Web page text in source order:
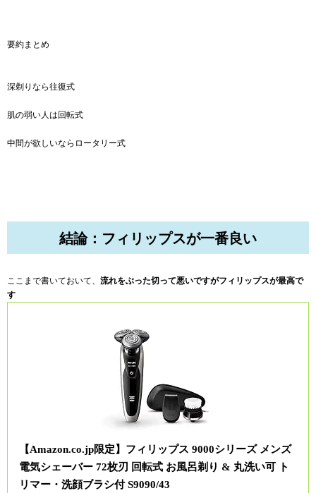
要約まとめ
深剃りなら往復式
肌の弱い人は回転式
中間が欲しいならロータリー式
結論：フィリップスが一番良い
ここまで書いておいて、 流れをぶった切って悪いですがフィリップスが最高で
す
【Amazon.co.jp限定】フィリップス 9000シリーズ メンズ
電気シェーバー 72枚刃 回転式 お風呂剃り & 丸洗い可 ト
リマー・洗顔ブラシ付 S9090/43